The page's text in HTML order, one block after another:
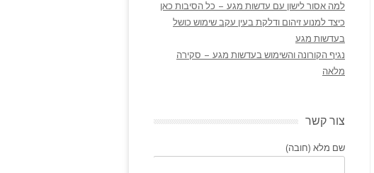
למה אסור לישון עם עדשות מגע – כל הסיבות כאן
כיצד למנוע זיהום ודלקת בעין עקב שימוש כושל
בעדשות מגע
נגיף הקורונה והשימוש בעדשות מגע – סקירה
מלאה
צור קשר
שם מלא (חובה)